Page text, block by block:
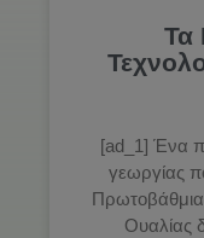
Τα
[ad_1] Ένα
γεωργίας
Ουαλίας